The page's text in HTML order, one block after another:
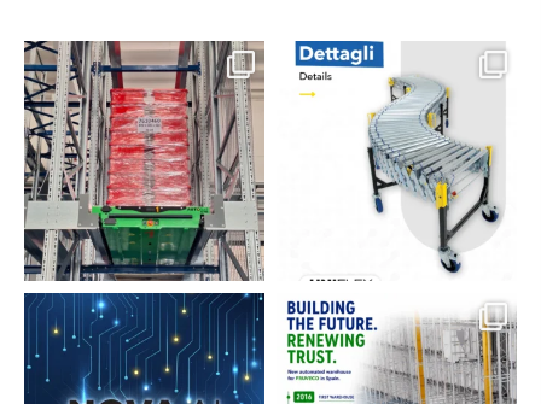
Nuova installazione Automha nel cuore
della...
20 0
Carico e scarico sfuso: veloce, efficiente,
senza...
6 0
L`intelligenza artificiale non sostituisce
5 0
La fiducia si guadagna. E si rinnova 🤝
Nel...
12 0